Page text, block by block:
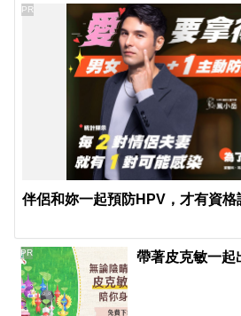
伴侶和妳一起預防HPV，才有資格
PR
帶著皮克敏一起
PR